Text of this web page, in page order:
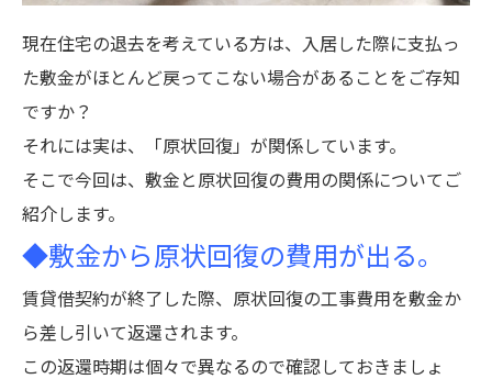
現在住宅の退去を考えている方は、入居した際に支払っ
た敷金がほとんど戻ってこない場合があることをご存知
ですか？
それには実は、「原状回復」が関係しています。
そこで今回は、敷金と原状回復の費用の関係についてご
紹介します。
◆敷金から原状回復の費用が出る。
賃貸借契約が終了した際、原状回復の工事費用を敷金か
ら差し引いて返還されます。
この返還時期は個々で異なるので確認しておきましょ